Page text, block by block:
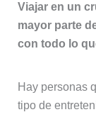
Viajar en un
mayor parte
con todo lo
Hay personas
tipo de